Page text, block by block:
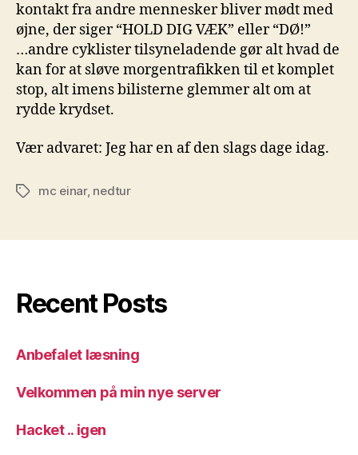
kontakt fra andre mennesker bliver mødt med
øjne, der siger “HOLD DIG VÆK” eller “DØ!”
…andre cyklister tilsyneladende gør alt hvad de
kan for at sløve morgentrafikken til et komplet
stop, alt imens bilisterne glemmer alt om at
rydde krydset.
Vær advaret: Jeg har en af den slags dage idag.
Tagsmc einar, nedtur
Recent Posts
Anbefalet læsning
Velkommen på min nye server
Hacket .. igen